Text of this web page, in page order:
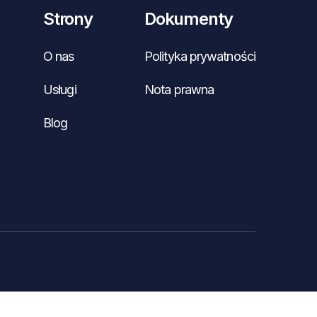
Strony
O nas
Usługi
Blog
Dokumenty
Polityka prywatności
Nota prawna